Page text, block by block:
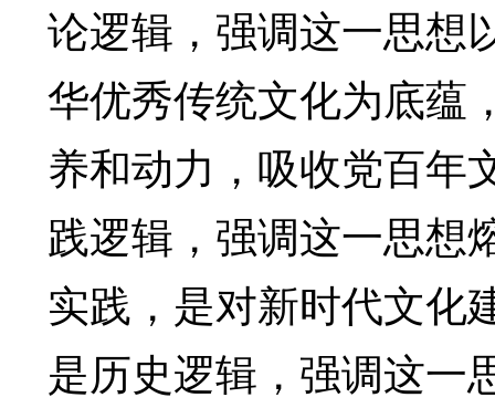
论逻辑，强调这一思想
华优秀传统文化为底蕴
养和动力，吸收党百年
践逻辑，强调这一思想
实践，是对新时代文化
是历史逻辑，强调这一